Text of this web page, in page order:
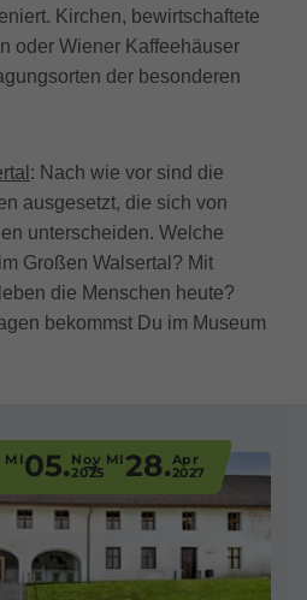
Kirchen, bewirtschaftete
oder Wiener Kaffeehäuser
der besonderen
: Nach wie vor sind die
ausgesetzt, die sich von
unterscheiden. Welche
Großen Walsertal? Mit
die Menschen heute?
bekommst Du im Museum
MI05.Nov
2025
MI28.Apr
2027